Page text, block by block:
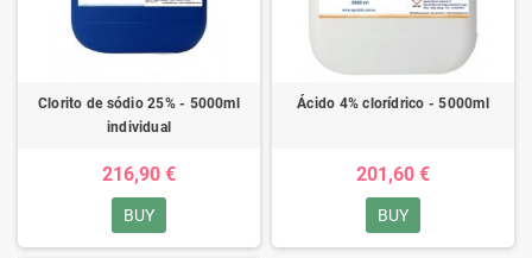
Clorito de sódio 25% - 5000ml
individual
216,90 €
BUY
Ácido 4% clorídrico - 5000ml
201,60 €
BUY